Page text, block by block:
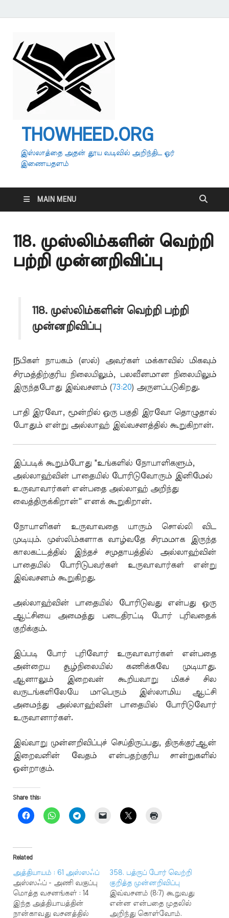
THOWHEED.ORG
இஸ்லாத்தை அதன் தூய வடிவில் அறிந்திட ஓர்
இணையதளம்
MAIN MENU
118. முஸ்லிம்களின் வெற்றி
பற்றி முன்னறிவிப்பு
118. முஸ்லிம்களின் வெற்றி பற்றி
முன்னறிவிப்பு
நபிகள் நாயகம் (ஸல்) அவர்கள் மக்காவில் மிகவும்
சிரமத்திற்குரிய நிலையிலும், பலவீனமான நிலையிலும்
இருந்தபோது இவ்வசனம் (73:20) அருளப்படுகிறது.
பாதி இரவோ, மூன்றில் ஒரு பகுதி இரவோ தொழுதால்
போதும் என்று அல்லாஹ் இவ்வசனத்தில் கூறுகிறான்.
இப்படிக் கூறும்போது "உங்களில் நோயாளிகளும்,
அல்லாஹ்வின் பாதையில் போரிடுவோரும் இனிமேல்
உருவாவார்கள் என்பதை அல்லாஹ் அறிந்து
வைத்திருக்கிறான்'' எனக் கூறுகிறான்.
நோயாளிகள் உருவாவதை யாரும் சொல்லி விட
முடியும். முஸ்லிம்களாக வாழ்வதே சிரமமாக இருந்த
காலகட்டத்தில் இந்தச் சமுதாயத்தில் அல்லாஹ்வின்
பாதையில் போரிடுபவர்கள் உருவாவார்கள் என்று
இவ்வசனம் கூறுகிறது.
அல்லாஹ்வின் பாதையில் போரிடுவது என்பது ஒரு
ஆட்சியை அமைத்து படைதிரட்டி போர் புரிவதைக்
குறிக்கும்.
இப்படி போர் புரிவோர் உருவாவார்கள் என்பதை
அன்றைய சூழ்நிலையில் கணிக்கவே முடியாது.
ஆனாலும் இறைவன் கூறியவாறு மிகச் சில
வருடங்களிலேயே மாபெரும் இஸ்லாமிய ஆட்சி
அமைந்து அல்லாஹ்வின் பாதையில் போரிடுவோர்
உருவானார்கள்.
இவ்வாறு முன்னறிவிப்புச் செய்திருப்பது, திருக்குர்ஆன்
இறைவனின் வேதம் என்பதற்குரிய சான்றுகளில்
ஒன்றாகும்.
Share this:
Related
அத்தியாயம் : 61 அஸ்ஸஃப்
அஸ்ஸஃப் - அணி வகுப்பு
மொத்த வசனங்கள் : 14
இந்த அத்தியாயத்தின்
நான்காவது வசனத்தில்
358. பத்ருப் போர் வெற்றி
குறித்த முன்னறிவிப்பு
இவ்வசனம் (8:7) கூறுவது
என்ன என்பதை முதலில்
அறிந்து கொள்வோம்.